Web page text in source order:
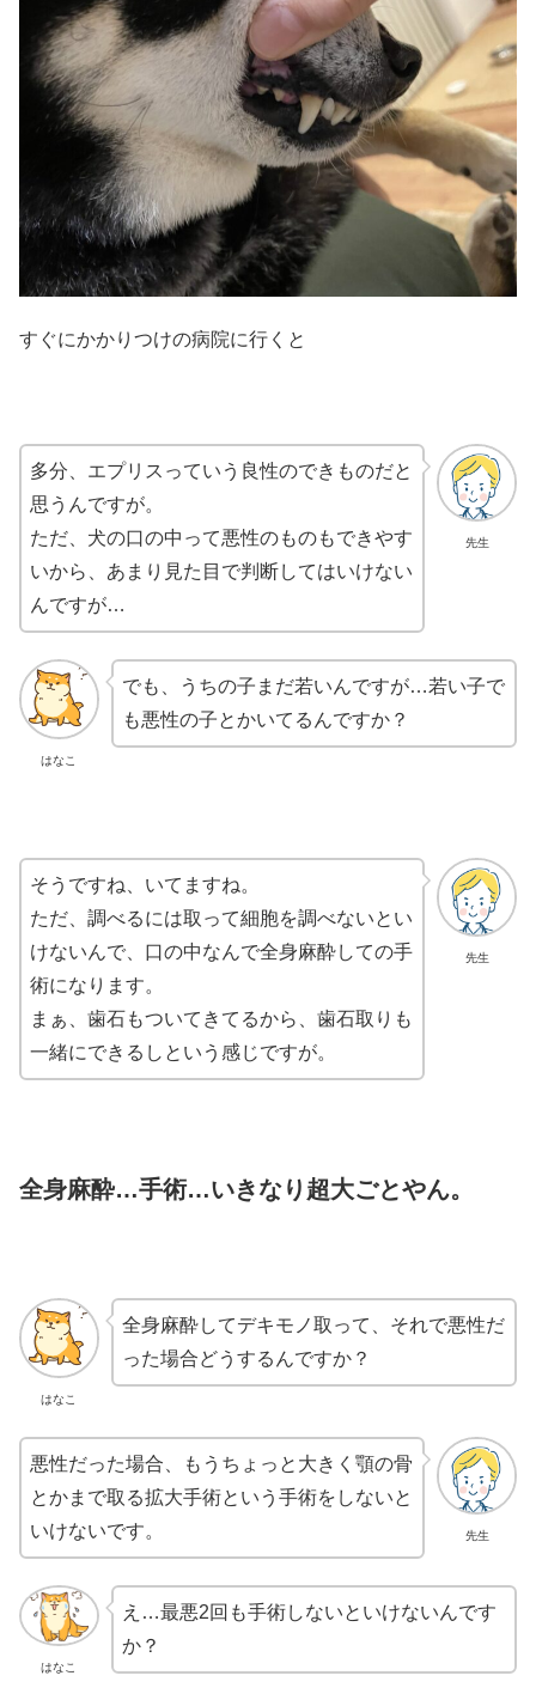
すぐにかかりつけの病院に行くと
先生
多分、エプリスっていう良性のできものだと
思うんですが。
ただ、犬の口の中って悪性のものもできやす
いから、あまり見た目で判断してはいけない
んですが…
はなこ
でも、うちの子まだ若いんですが…若い子で
も悪性の子とかいてるんですか？
先生
そうですね、いてますね。
ただ、調べるには取って細胞を調べないとい
けないんで、口の中なんで全身麻酔しての手
術になります。
まぁ、歯石もついてきてるから、歯石取りも
一緒にできるしという感じですが。
全身麻酔…手術…いきなり超大ごとやん。
はなこ
全身麻酔してデキモノ取って、それで悪性だ
った場合どうするんですか？
先生
悪性だった場合、もうちょっと大きく顎の骨
とかまで取る拡大手術という手術をしないと
いけないです。
はなこ
え…最悪2回も手術しないといけないんです
か？